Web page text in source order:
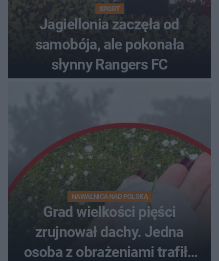
SPORT
Jagiellonia zaczęła od
samobója, ale pokonała
słynny Rangers FC
NAWAŁNICA NAD POLSKĄ
Grad wielkości pięści
zrujnował dachy. Jedna
osoba z obrażeniami trafiła